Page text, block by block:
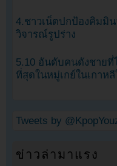
4.ชาวเน็ตปกป้องคิมมิ
วิจารณ์รูปร่าง
5.10 อันดับคนดังชาย
ที่สุดในหมู่เกย์ในเกาห
Tweets by
ข่าวล่ามาแรง